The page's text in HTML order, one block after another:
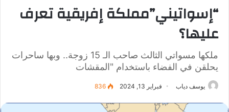
“إسواتيني”مملكة إفريقية تعرف
عليها؟
ملكها مسواتي الثالث صاحب الـ 15 زوجة.. وبها ساحرات
يحلقن في الفضاء باستخدام "المقشات
يوسف دياب فبراير 13, 2024 836